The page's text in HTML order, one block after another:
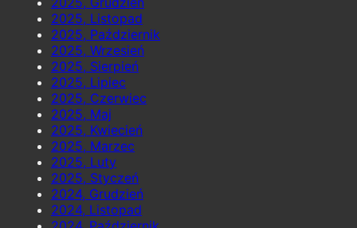
2025, Listopad
2025, Październik
2025, Wrzesień
2025, Sierpień
2025, Lipiec
2025, Czerwiec
2025, Maj
2025, Kwiecień
2025, Marzec
2025, Luty
2025, Styczeń
2024, Grudzień
2024, Listopad